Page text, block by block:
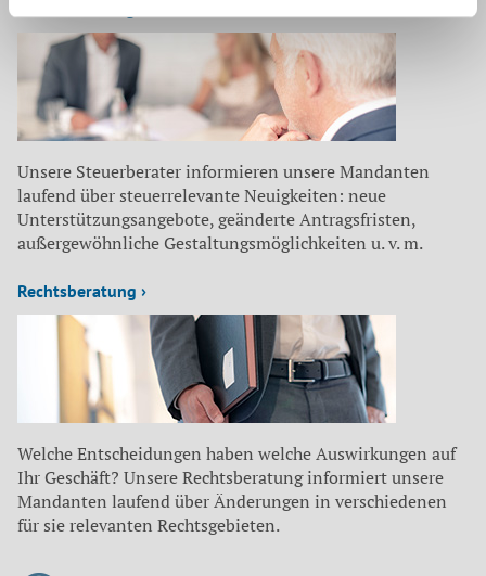
Unsere Steuerberater informieren unsere Mandanten
laufend über steuerrelevante Neuigkeiten: neue
Unterstützungsangebote, geänderte Antragsfristen,
außergewöhnliche Gestaltungsmöglichkeiten u. v. m.
Rechtsberatung ›
Welche Entscheidungen haben welche Auswirkungen auf
Ihr Geschäft? Unsere Rechtsberatung informiert unsere
Mandanten laufend über Änderungen in verschiedenen
für sie relevanten Rechtsgebieten.